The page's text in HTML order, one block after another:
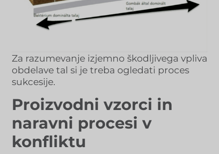
Za razumevanje izjemno škodljivega vpliva
obdelave tal si je treba ogledati proces
sukcesije.
Proizvodni vzorci in
naravni procesi v
konfliktu